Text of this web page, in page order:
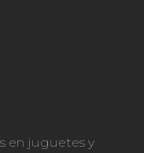
en juguetes y